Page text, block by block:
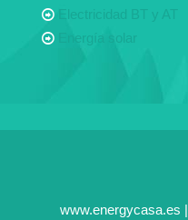
Electricidad BT y AT
Energía solar
www.energycasa.es |